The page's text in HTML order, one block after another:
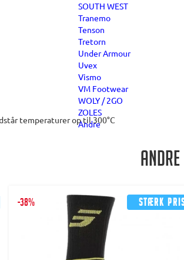
SOUTH WEST
Tranemo
Tenson
Tretorn
Under Armour
Uvex
Vismo
VM Footwear
WOLY / 2GO
ZOLES
Andre
temperaturer op til 300°C
Stærk
-38%